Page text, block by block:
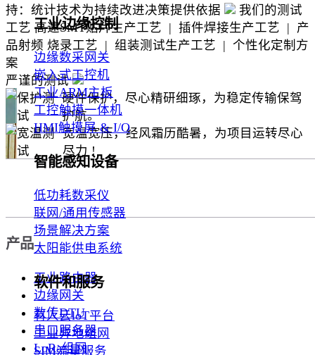
工业边缘控制
边缘数采网关
嵌入式工控机
工业ARM主板
工控触摸一体机
HMI触摸屏 & I/O
智能感知设备
低功耗数采仪
联网/通用传感器
场景解决方案
太阳能供电系统
软件和服务
有人云loT平台
工业异地组网
SIM流量服务
持：统计技术为持续改进决策提供依据
我们的测试
工艺 高速SMT贴片生产工艺 | 插件焊接生产工艺 | 产
品射频 烧录工艺 | 组装测试生产工艺 | 个性化定制方
案
严谨的测试
保护测
试
硬件保护，尽心精研细琢，为稳定传输保驾
护航。
宽温测
试
宽温宽压，经风霜历酷暑，为项目运转尽心
尽力 !
产品
工业路由器
边缘网关
数传DTU
串口服务器
LoRa组网